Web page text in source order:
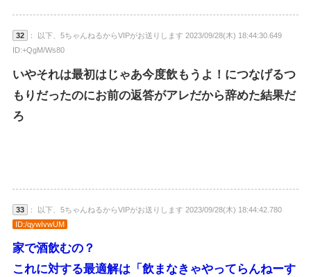
32
： 以下、5ちゃんねるからVIPがお送りします 2023/09/28(木) 18:44:30.649
ID:+QgM/Ws80
いやそれは最初はじゃあ今度飲もうよ！につなげるつ
もりだったのにお前の返答がアレだから辞めた結果だ
ろ
33
： 以下、5ちゃんねるからVIPがお送りします 2023/09/28(木) 18:44:42.780
ID:/qywIvwUM
家で酒飲むの？
これに対する最適解は「飲まなきゃやってらんねーす